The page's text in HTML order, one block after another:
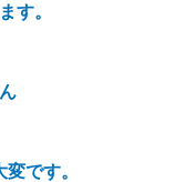
す。
です。